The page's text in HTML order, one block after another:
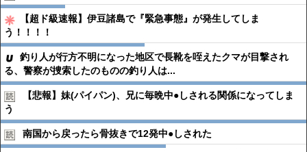
【超ド級速報】伊豆諸島で『緊急事態』が発生してしま
う！！！！
釣り人が行方不明になった地区で長靴を咥えたクマが目撃され
る、警察が捜索したのものの釣り人は...
【悲報】妹(パイパン)、兄に毎晩中●︎しされる関係になってしま
う
南国から戻ったら骨抜きで12発中●︎しされた